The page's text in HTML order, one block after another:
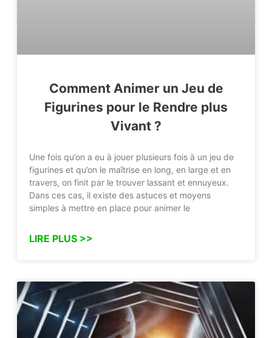
Comment Animer un Jeu de
Figurines pour le Rendre plus
Vivant ?
Une fois qu’on a eu à jouer plusieurs fois à un jeu de
figurines et qu’on le maîtrise en long, en large et en
travers, on finit par le trouver lassant et ennuyeux.
Dans ces cas, il existe des astuces et moyens
simples à mettre en place pour animer le
LIRE PLUS >>